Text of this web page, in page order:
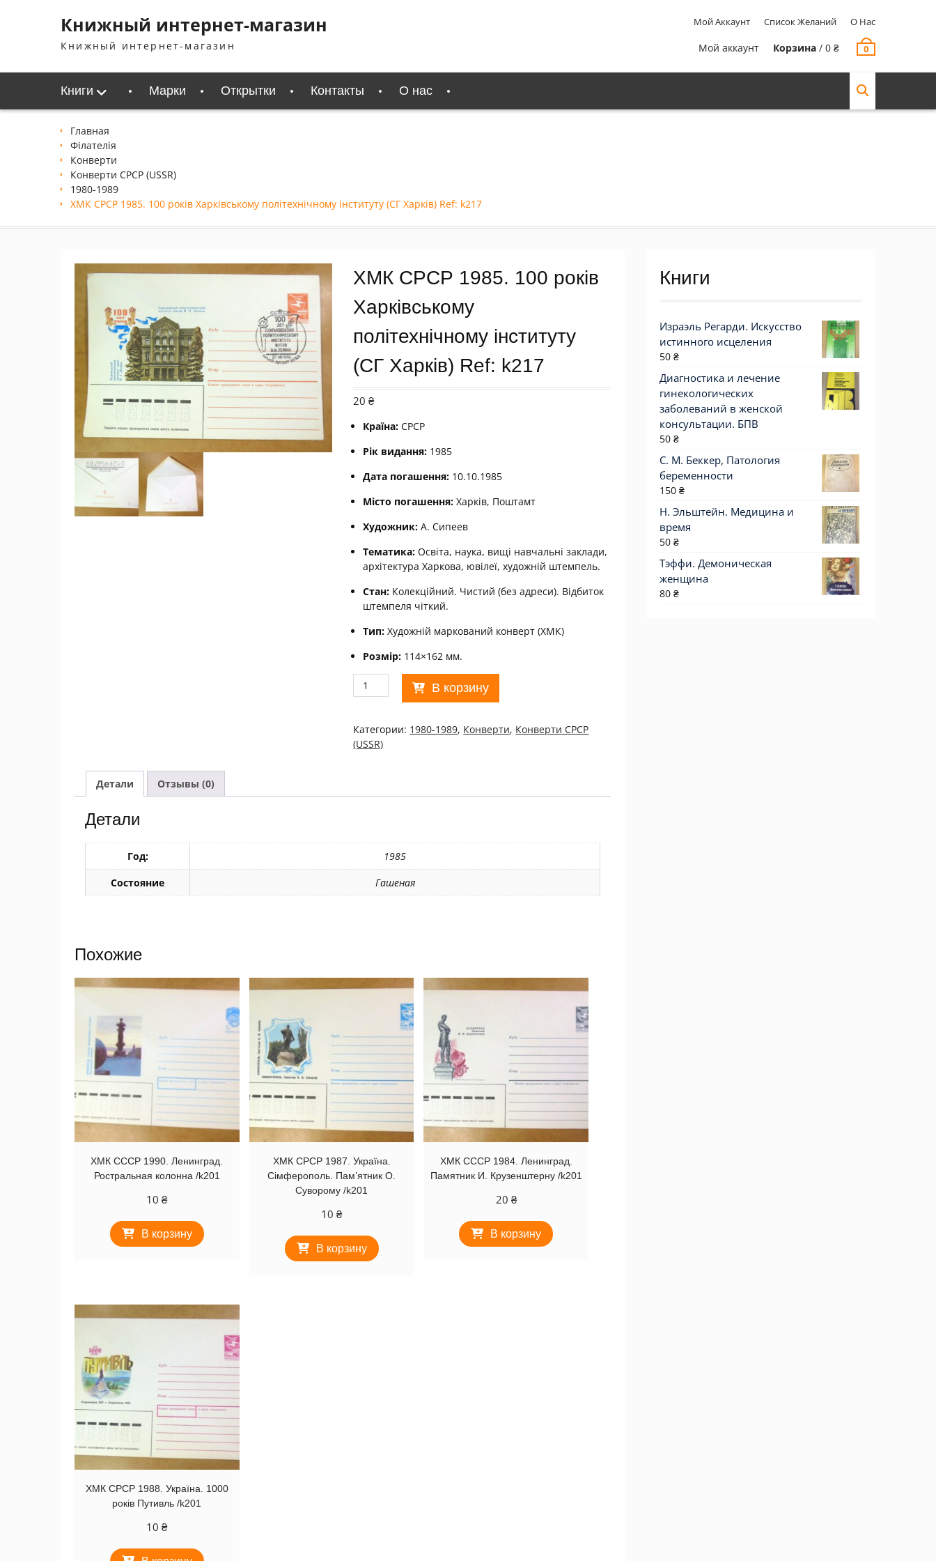
содержимомуКнижный интернет-магазин
Книжный интернет-магазин
Мой Аккаунт Список Желаний О Нас
Мой аккаунт Корзина / 0 ₴ 0
Книги Марки Открытки Контакты О нас
Главная
Філателія
Конверти
Конверти СРСР (USSR)
1980-1989
ХМК СРСР 1985. 100 років Харківському політехнічному інституту (СГ Харків) Ref: k217
ХМК СРСР 1985. 100 років
Харківському
політехнічному інституту
(СГ Харків) Ref: k217
20₴
Країна: СРСР
Рік видання: 1985
Дата погашення: 10.10.1985
Місто погашення: Харків, Поштамт
Художник: А. Сипеев
Тематика: Освіта, наука, вищі навчальні заклади,
архітектура Харкова, ювілеї, художній штемпель.
Стан: Колекційний. Чистий (без адреси). Відбиток
штемпеля чіткий.
Тип: Художній маркований конверт (ХМК)
Розмір: 114×162 мм.
Количество
товара
СРСР
1985.
100
політехнічному
Харків)
k217
В корзину
Категории: 1980-1989, Конверти, Конверти СРСР
(USSR)
Детали Отзывы (0)
Детали
Год:
1985
Состояние
Гашеная
Похожие
ХМК СССР 1990. Ленинград.
Ростральная колонна /k201
10₴
В корзину
ХМК СРСР 1987. Україна.
Сімферополь. Пам’ятник О.
Суворому /k201
10 ₴
В корзину
ХМК СССР 1984. Ленинград.
Памятник И. Крузенштерну /k201
20 ₴
В корзину
ХМК СРСР 1988. Україна. 1000
років Путивль /k201
10₴
Книги
Израэль Регарди. Искусство
истинного исцеления
50 ₴
Диагностика и лечение
гинекологических
заболеваний в женской
консультации. БПВ
50 ₴
С. М. Беккер, Патология
беременности
150 ₴
Н. Эльштейн. Медицина и
время
50 ₴
Тэффи. Демоническая
женщина
80 ₴